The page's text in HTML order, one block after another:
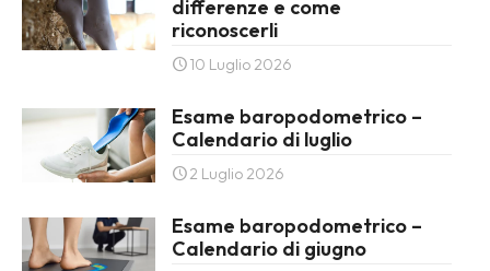
differenze e come
riconoscerli
10 Luglio 2026
Esame baropodometrico –
Calendario di luglio
2 Luglio 2026
Esame baropodometrico –
Calendario di giugno